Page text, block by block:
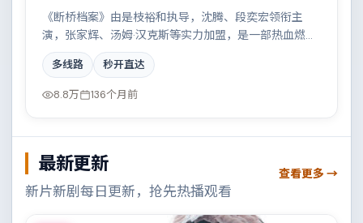
《断桥档案》由是枝裕和执导，沈腾、段奕宏领衔主
演，张家辉、汤姆·汉克斯等实力加盟，是一部热血燃情
的动漫作品。故事主要发生在日本，两条时间线交错推
进，真相直至最后一刻揭晓。影片在视听语言与叙事节
奏上均有突破，适合喜欢深度叙事的观众。
多线路 秒开直达
8.8万 136个月前
最新更新
新片新剧每日更新，抢先热播观看
查看更多 →